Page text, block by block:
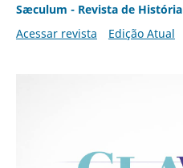
Sæculum - Revista de História
Acessar revista
Edição Atual